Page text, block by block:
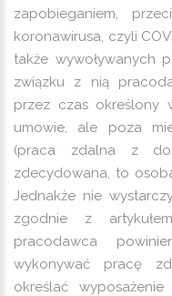
zapobieganiem,
koronawirusa, czyli
także wywoływanych
związku z nią
przez czas określony
umowie, ale poza
(praca zdalna z
zdecydowana, to
Jednakże nie
zgodnie z
pracodawca
wykonywać pracę
określać